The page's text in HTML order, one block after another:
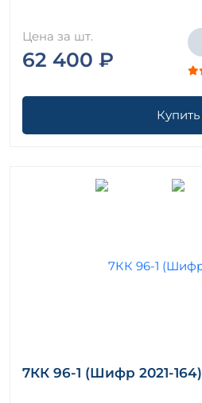
Цена за шт.
62 400 ₽
Купить
7КК 96-1 (Шифр 2021-164)